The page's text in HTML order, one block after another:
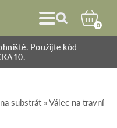
0
Použijte kód
substrát » Válec na travní